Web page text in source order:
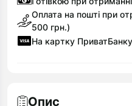
Оплата на пошті при
500 грн.)
На картку
Опис